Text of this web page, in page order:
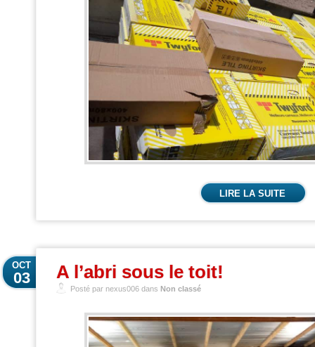
LIRE LA SUITE
A l’abri sous le toit!
OCT
03
Posté par nexus006 dans Non classé